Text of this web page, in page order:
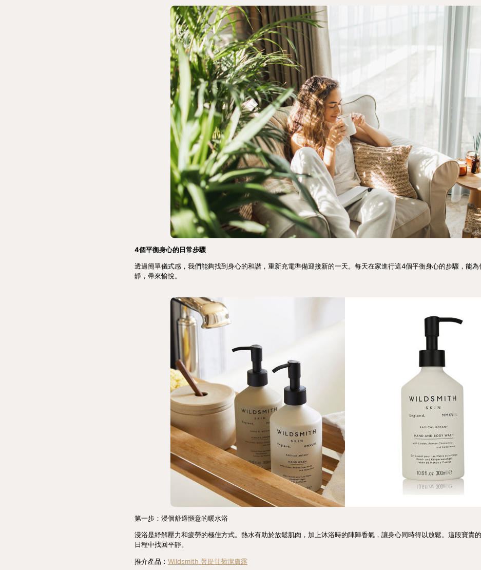
4個平衡身心的日常步驟
透過簡單儀式感，我們能夠找到身心的和諧，重新充電準備迎接新的一天。每天在家進行這4個平衡身心的步驟，能
靜，帶來愉悅。
第一步：浸個舒適愜意的暖水浴
浸浴是紓解壓力和疲勞的極佳方式。熱水有助於放鬆肌肉，加上沐浴時的陣陣香氣，讓身心同時得以放鬆。這段寶貴
日程中找回平靜。
推介產品： Wildsmith 菩提甘菊潔膚露